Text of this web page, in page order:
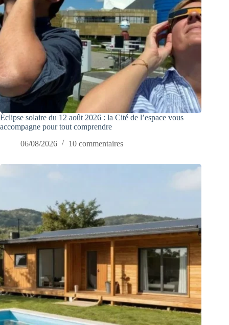
Éclipse solaire du 12 août 2026 : la Cité de l’espace vous
accompagne pour tout comprendre
06/08/2026
10 commentaires